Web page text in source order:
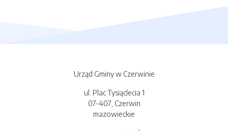
Urząd Gminy w Czerwinie
ul. Plac Tysiąclecia 1
07-407, Czerwin
mazowieckie